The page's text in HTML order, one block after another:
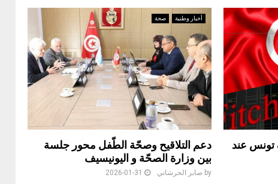
أخبار وطنية صحة
دعم التلاقيح وصحّة الطّفل محور جلسة
بين وزارة الصحّة و اليونيسيف
by صابر الحرشاني 2026-01-31
تونس عند